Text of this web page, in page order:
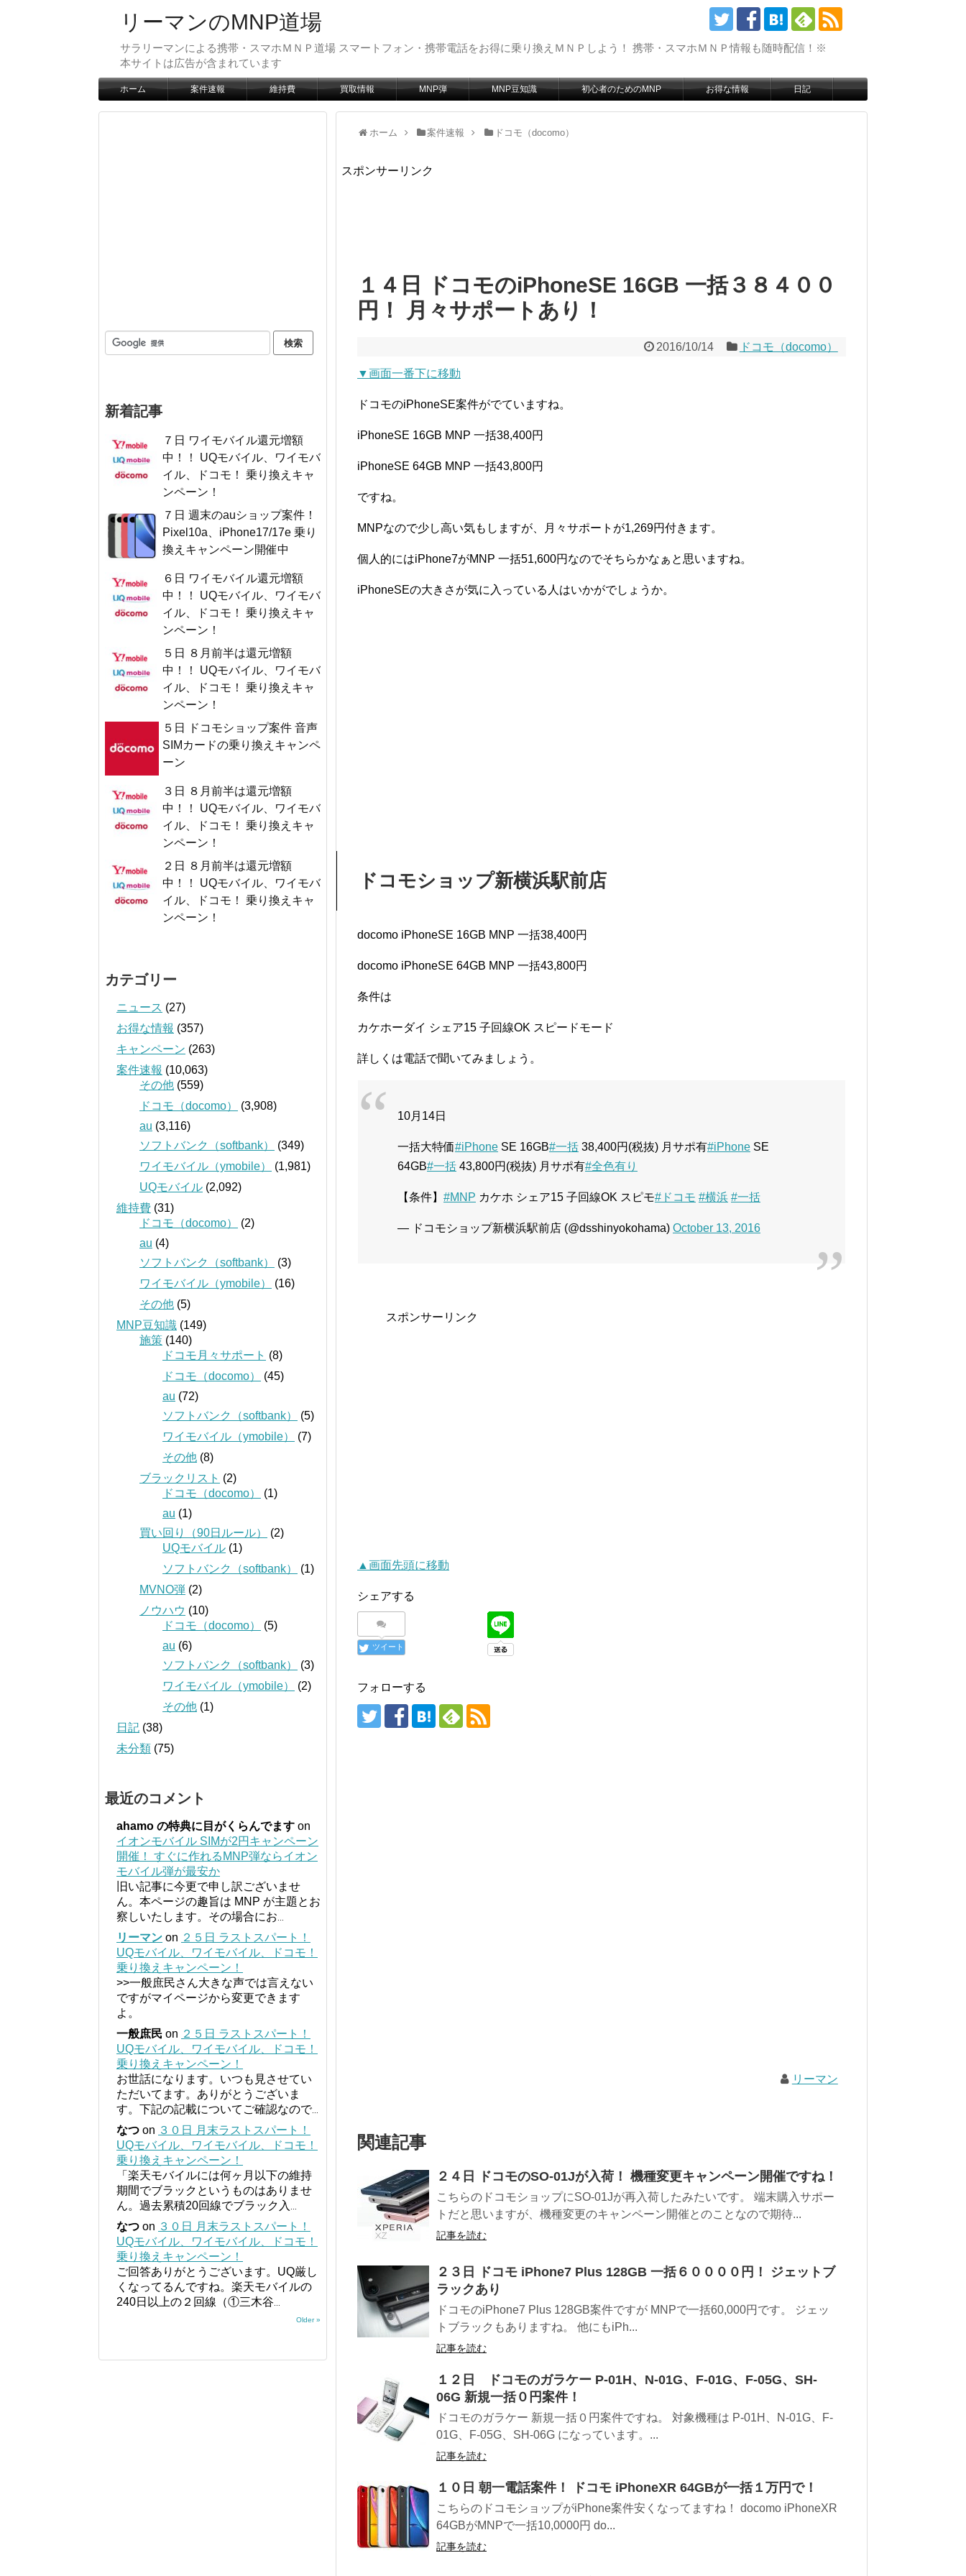
リーマンのMNP道場
サラリーマンによる携帯・スマホＭＮＰ道場 スマートフォン・携帯電話をお得に乗り換えＭＮＰしよう！ 携帯・スマホＭＮＰ情報も随時配信！※
本サイトは広告が含まれています
ホーム 案件速報 維持費 買取情報 MNP弾 MNP豆知識 初心者のためのMNP お得な情報 日記
ホーム 案件速報 ドコモ（docomo）
スポンサーリンク
１４日 ドコモのiPhoneSE 16GB 一括３８４００
円！ 月々サポートあり！
2016/10/14 ドコモ（docomo）
▼画面一番下に移動
ドコモのiPhoneSE案件がでていますね。
iPhoneSE 16GB MNP 一括38,400円
iPhoneSE 64GB MNP 一括43,800円
ですね。
MNPなので少し高い気もしますが、月々サポートが1,269円付きます。
個人的にはiPhone7がMNP 一括51,600円なのでそちらかなぁと思いますね。
iPhoneSEの大きさが気に入っている人はいかがでしょうか。
ドコモショップ新横浜駅前店
docomo iPhoneSE 16GB MNP 一括38,400円
docomo iPhoneSE 64GB MNP 一括43,800円
条件は
カケホーダイ シェア15 子回線OK スピードモード
詳しくは電話で聞いてみましょう。
10月14日
一括大特価#iPhone SE 16GB#一括 38,400円(税抜) 月サポ有#iPhone SE
64GB#一括 43,800円(税抜) 月サポ有#全色有り
【条件】 #MNP カケホ シェア15 子回線OK スピモ#ドコモ #横浜 #一括
— ドコモショップ新横浜駅前店 (@dsshinyokohama) October 13, 2016
スポンサーリンク
▲画面先頭に移動
シェアする
ツイート
フォローする
リーマン
関連記事
２４日 ドコモのSO-01Jが入荷！ 機種変更キャンペーン開催ですね！
こちらのドコモショップにSO-01Jが再入荷したみたいです。 端末購入サポー
トだと思いますが、機種変更のキャンペーン開催とのことなので期待...
記事を読む
２３日 ドコモ iPhone7 Plus 128GB 一括６００００円！ ジェットブ
ラックあり
ドコモのiPhone7 Plus 128GB案件ですが MNPで一括60,000円です。 ジェッ
トブラックもありますね。 他にもiPh...
記事を読む
１２日 ドコモのガラケー P-01H、N-01G、F-01G、F-05G、SH-
06G 新規一括０円案件！
ドコモのガラケー 新規一括０円案件ですね。 対象機種は P-01H、N-01G、F-
01G、F-05G、SH-06G になっています。...
記事を読む
１０日 朝一電話案件！ ドコモ iPhoneXR 64GBが一括１万円で！
こちらのドコモショップがiPhone案件安くなってますね！ docomo iPhoneXR
64GBがMNPで一括10,0000円 do...
記事を読む
新着記事
７日 ワイモバイル還元増額
中！！ UQモバイル、ワイモバ
イル、ドコモ！ 乗り換えキャ
ンペーン！
７日 週末のauショップ案件！
Pixel10a、iPhone17/17e 乗り
換えキャンペーン開催中
６日 ワイモバイル還元増額
中！！ UQモバイル、ワイモバ
イル、ドコモ！ 乗り換えキャ
ンペーン！
５日 ８月前半は還元増額
中！！ UQモバイル、ワイモバ
イル、ドコモ！ 乗り換えキャ
ンペーン！
５日 ドコモショップ案件 音声
SIMカードの乗り換えキャンペ
ーン
３日 ８月前半は還元増額
中！！ UQモバイル、ワイモバ
イル、ドコモ！ 乗り換えキャ
ンペーン！
２日 ８月前半は還元増額
中！！ UQモバイル、ワイモバ
イル、ドコモ！ 乗り換えキャ
ンペーン！
カテゴリー
ニュース (27)
お得な情報 (357)
キャンペーン (263)
案件速報 (10,063)
その他 (559)
ドコモ（docomo）
(3,908)
au (3,116)
ソフトバンク（softbank）
(349)
ワイモバイル（ymobile）
(1,981)
UQモバイル (2,092)
維持費 (31)
ドコモ（docomo）
(2)
au (4)
ソフトバンク（softbank）
(3)
ワイモバイル（ymobile）
(16)
その他 (5)
MNP豆知識 (149)
施策 (140)
ドコモ月々サポート (8)
ドコモ（docomo）
(45)
au (72)
ソフトバンク（softbank）
(5)
ワイモバイル（ymobile）
(7)
その他 (8)
ブラックリスト (2)
ドコモ（docomo）
(1)
au (1)
買い回り（90日ルール）
(2)
UQモバイル (1)
ソフトバンク（softbank）
(1)
MVNO弾 (2)
ノウハウ (10)
ドコモ（docomo）
(5)
au (6)
ソフトバンク（softbank）
(3)
ワイモバイル（ymobile）
(2)
その他 (1)
日記 (38)
未分類 (75)
最近のコメント
ahamo の特典に目がくらんでます on
イオンモバイル SIMが2円キャンペーン
開催！ すぐに作れるMNP弾ならイオン
モバイル弾が最安か
旧い記事に今更で申し訳ございませ
ん。本ページの趣旨は MNP が主題とお
察しいたします。その場合にお
リーマン on ２５日 ラストスパート！
UQモバイル、ワイモバイル、ドコモ！
乗り換えキャンペーン！
>>一般庶民さん大きな声では言えない
ですがマイページから変更できます
よ。
一般庶民 on ２５日 ラストスパート！
UQモバイル、ワイモバイル、ドコモ！
乗り換えキャンペーン！
お世話になります。いつも見させてい
ただいてます。ありがとうございま
す。下記の記載についてご確認なので...
なつ on ３０日 月末ラストスパート！
UQモバイル、ワイモバイル、ドコモ！
乗り換えキャンペーン！
「楽天モバイルには何ヶ月以下の維持
期間でブラックというものはありませ
ん。過去累積20回線でブラック入
なつ on ３０日 月末ラストスパート！
UQモバイル、ワイモバイル、ドコモ！
乗り換えキャンペーン！
ご回答ありがとうございます。UQ厳し
くなってるんですね。楽天モバイルの
240日以上の２回線（①三木谷
Older »